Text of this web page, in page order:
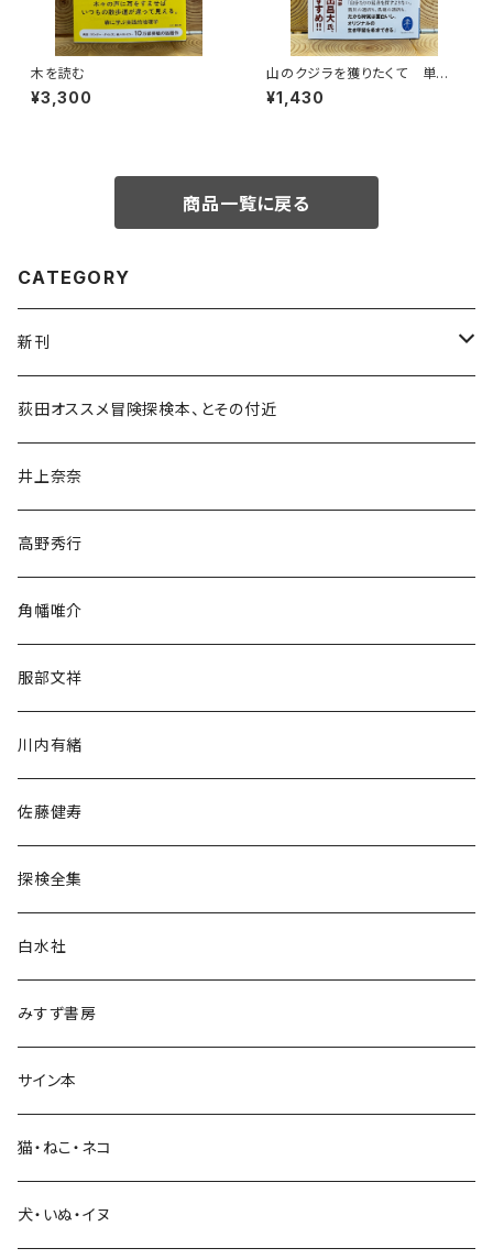
木を読む
¥3,300
山のクジラを獲りたくて 単独
忍び猟記（文庫版）
¥1,430
商品一覧に戻る
CATEGORY
新刊
和書
文学・小説・物語
随筆・ノンフィクション・その他
民族・風習
言語・ことば
生活・暮らし
荻田オススメ冒険探検本、とその付近
井上奈奈
高野秀行
角幡唯介
服部文祥
川内有緒
佐藤健寿
探検全集
白水社
みすず書房
サイン本
猫・ねこ・ネコ
犬・いぬ・イヌ